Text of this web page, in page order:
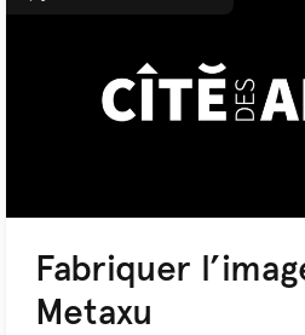
Fabriquer
Metaxu